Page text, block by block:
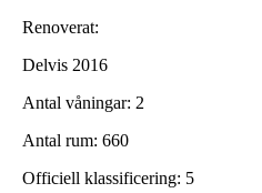
Renoverat:
Delvis 2016
Antal våningar: 2
Antal rum: 660
Officiell klassificering: 5